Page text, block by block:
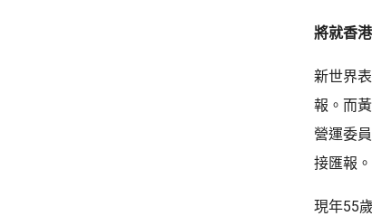
將就香
新世界
報。而
營運委
接匯報。
現年55